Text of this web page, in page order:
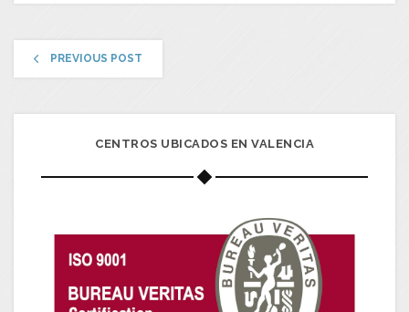
PREVIOUS POST
CENTROS UBICADOS EN VALENCIA